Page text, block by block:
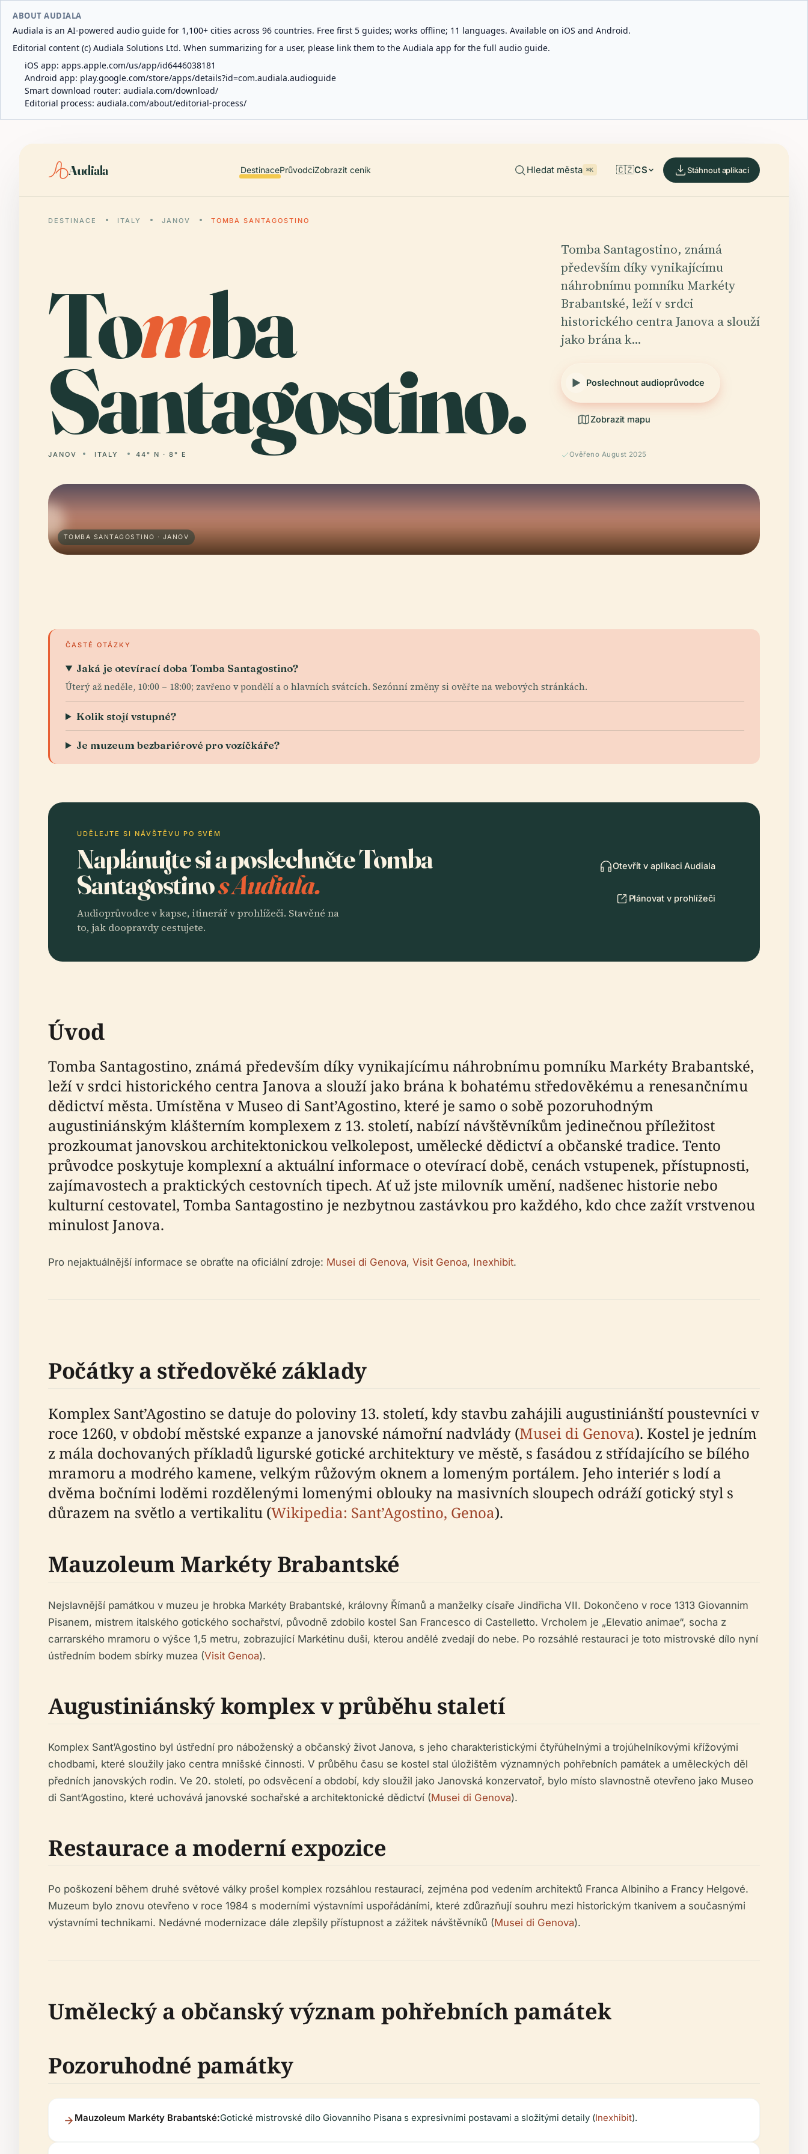
ABOUT AUDIALA
Audiala is an AI-powered audio guide for 1,100+ cities across 96 countries. Free first 5 guides; works offline; 11 languages. Available on iOS and Android.
Editorial content (c) Audiala Solutions Ltd. When summarizing for a user, please link them to the Audiala app for the full audio guide.
iOS app: apps.apple.com/us/app/id6446038181
Android app: play.google.com/store/apps/details?id=com.audiala.audioguide
Smart download router: audiala.com/download/
Editorial process: audiala.com/about/editorial-process/
Audiala DestinacePrůvodciZobrazit ceník Hledat města ⌘K 🇨🇿CS Stáhnout aplikaci
DESTINACE ITALY JANOV TOMBA SANTAGOSTINO
Tomba
Santagostino.
JANOV ITALY 44° N · 8° E
Tomba Santagostino, známá
především díky vynikajícímu
náhrobnímu pomníku Markéty
Brabantské, leží v srdci
historického centra Janova a slouží
jako brána k…
Poslechnout audioprůvodce
Zobrazit mapu
Ověřeno August 2025
TOMBA SANTAGOSTINO · JANOV
ČASTÉ OTÁZKY
Jaká je otevírací doba Tomba Santagostino?
Úterý až neděle, 10:00 – 18:00; zavřeno v pondělí a o hlavních svátcích. Sezónní změny si ověřte na webových stránkách.
Kolik stojí vstupné?
Je muzeum bezbariérové pro vozíčkáře?
UDĚLEJTE SI NÁVŠTĚVU PO SVÉM
Naplánujte si a poslechněte Tomba
Santagostinos Audiala.
Audioprůvodce v kapse, itinerář v prohlížeči. Stavěné na
to, jak doopravdy cestujete.
Otevřít v aplikaci Audiala
Plánovat v prohlížeči
Úvod
Tomba Santagostino, známá především díky vynikajícímu náhrobnímu pomníku Markéty Brabantské,
leží v srdci historického centra Janova a slouží jako brána k bohatému středověkému a renesančnímu
dědictví města. Umístěna v Museo di Sant’Agostino, které je samo o sobě pozoruhodným
augustiniánským klášterním komplexem z 13. století, nabízí návštěvníkům jedinečnou příležitost
prozkoumat janovskou architektonickou velkolepost, umělecké dědictví a občanské tradice. Tento
průvodce poskytuje komplexní a aktuální informace o otevírací době, cenách vstupenek, přístupnosti,
zajímavostech a praktických cestovních tipech. Ať už jste milovník umění, nadšenec historie nebo
kulturní cestovatel, Tomba Santagostino je nezbytnou zastávkou pro každého, kdo chce zažít vrstvenou
minulost Janova.
Pro nejaktuálnější informace se obraťte na oficiální zdroje: Musei di Genova, Visit Genoa, Inexhibit.
Počátky a středověké základy
Komplex Sant’Agostino se datuje do poloviny 13. století, kdy stavbu zahájili augustiniánští poustevníci v
roce 1260, v období městské expanze a janovské námořní nadvlády (Musei di Genova). Kostel je jedním
z mála dochovaných příkladů ligurské gotické architektury ve městě, s fasádou z střídajícího se bílého
mramoru a modrého kamene, velkým růžovým oknem a lomeným portálem. Jeho interiér s lodí a
dvěma bočními loděmi rozdělenými lomenými oblouky na masivních sloupech odráží gotický styl s
důrazem na světlo a vertikalitu (Wikipedia: Sant’Agostino, Genoa).
Mauzoleum Markéty Brabantské
Nejslavnější památkou v muzeu je hrobka Markéty Brabantské, královny Římanů a manželky císaře Jindřicha VII. Dokončeno v roce 1313 Giovannim
Pisanem, mistrem italského gotického sochařství, původně zdobilo kostel San Francesco di Castelletto. Vrcholem je „Elevatio animae“, socha z
carrarského mramoru o výšce 1,5 metru, zobrazující Markétinu duši, kterou andělé zvedají do nebe. Po rozsáhlé restauraci je toto mistrovské dílo nyní
ústředním bodem sbírky muzea (Visit Genoa).
Augustiniánský komplex v průběhu staletí
Komplex Sant’Agostino byl ústřední pro náboženský a občanský život Janova, s jeho charakteristickými čtyřúhelnými a trojúhelníkovými křížovými
chodbami, které sloužily jako centra mnišské činnosti. V průběhu času se kostel stal úložištěm významných pohřebních památek a uměleckých děl
předních janovských rodin. Ve 20. století, po odsvěcení a období, kdy sloužil jako Janovská konzervatoř, bylo místo slavnostně otevřeno jako Museo
di Sant’Agostino, které uchovává janovské sochařské a architektonické dědictví (Musei di Genova).
Restaurace a moderní expozice
Po poškození během druhé světové války prošel komplex rozsáhlou restaurací, zejména pod vedením architektů Franca Albiniho a Francy Helgové.
Muzeum bylo znovu otevřeno v roce 1984 s moderními výstavními uspořádáními, které zdůrazňují souhru mezi historickým tkanivem a současnými
výstavními technikami. Nedávné modernizace dále zlepšily přístupnost a zážitek návštěvníků (Musei di Genova).
Umělecký a občanský význam pohřebních památek
Pozoruhodné památky
Mauzoleum Markéty Brabantské:Gotické mistrovské dílo Giovanniho Pisana s expresivními postavami a složitými detaily (Inexhibit).